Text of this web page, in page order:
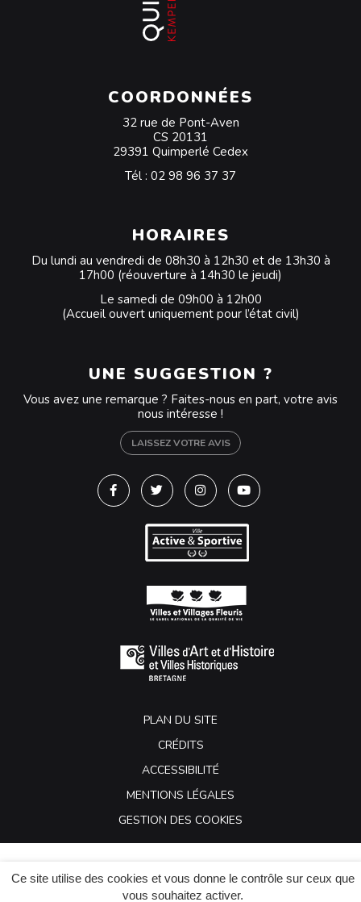
Ce site utilise des cookies et vous donne le contrôle sur ceux que
vous souhaitez activer.
COORDONNÉES
32 rue de Pont-Aven
CS 20131
29391 Quimperlé Cedex
Tél : 02 98 96 37 37
HORAIRES
Du lundi au vendredi de 08h30 à 12h30 et de 13h30 à
17h00 (réouverture à 14h30 le jeudi)
Le samedi de 09h00 à 12h00
(Accueil ouvert uniquement pour l’état civil)
UNE SUGGESTION ?
Vous avez une remarque ? Faites-nous en part, votre avis
nous intéresse !
LAISSEZ VOTRE AVIS
Lien vers le compte Facebook
Lien vers le compte Twitter
Lien vers le compte
Lien vers la chaîne
PLAN DU SITE
CRÉDITS
ACCESSIBILITÉ
MENTIONS LÉGALES
GESTION DES COOKIES